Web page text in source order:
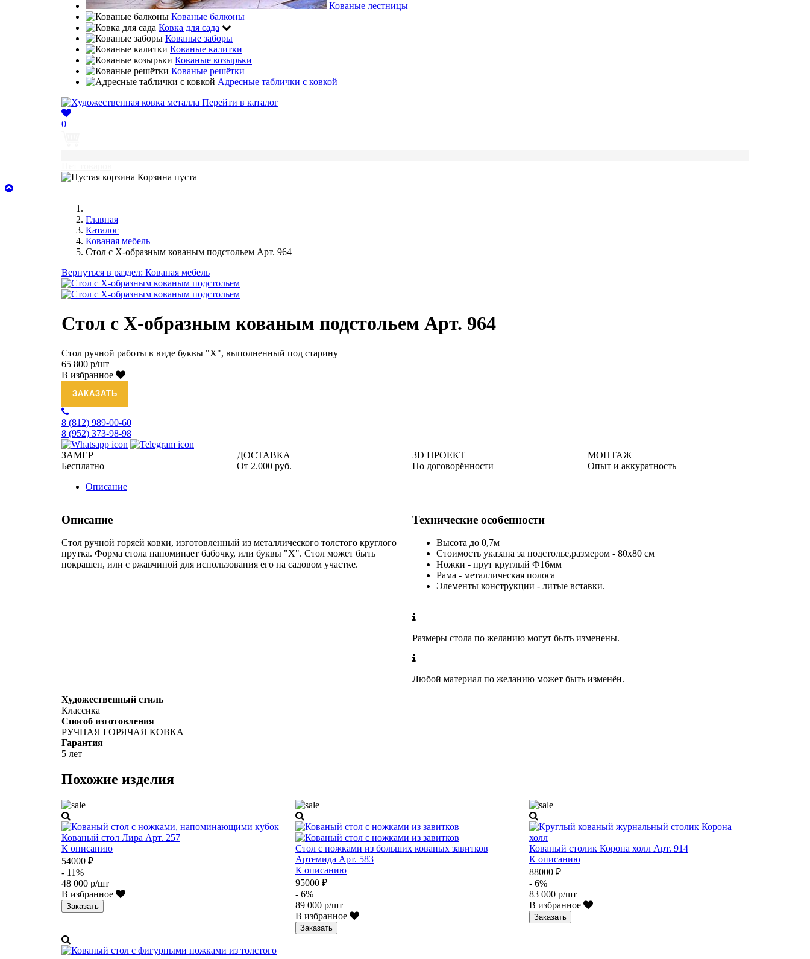
Кованые лестницы
Кованые балконы
Ковка для сада
Кованые заборы
Кованые калитки
Кованые козырьки
Кованые решётки
Адресные таблички с ковкой
Перейти в каталог
0
Корзина пуста
Главная
Каталог
Кованая мебель
Стол с Х-образным кованым подстольем Арт. 964
Вернуться в раздел: Кованая мебель
Стол с Х-образным кованым подстольем Арт. 964
Стол ручной работы в виде буквы "Х", выполненный под старину
65 800 р/шт
В избранное
ЗАКАЗАТЬ
8 (812) 989-00-60
8 (952) 373-98-98
ЗАМЕР
Бесплатно
ДОСТАВКА
От 2.000 руб.
3D ПРОЕКТ
По договорённости
МОНТАЖ
Опыт и аккуратность
Описание
Описание
Стол ручной горяей ковки, изготовленный из металлического толстого круглого
прутка. Форма стола напоминает бабочку, или буквы "Х". Стол может быть
покрашен, или с ржавчиной для использования его на садовом участке.
Технические особенности
Высота до 0,7м
Стоимость указана за подстолье,размером - 80х80 см
Ножки - прут круглый Ф16мм
Рама - металлическая полоса
Элементы конструкции - литые вставки.
Размеры стола по желанию могут быть изменены.
Любой материал по желанию может быть изменён.
Художественный стиль
Классика
Способ изготовления
РУЧНАЯ ГОРЯЧАЯ КОВКА
Гарантия
5 лет
Похожие изделия
Кованый стол Лира Арт. 257
К описанию
54000 ₽
- 11%
48 000 р/шт
В избранное
Заказать
Стол с ножками из больших кованых завитков
Артемида Арт. 583
К описанию
95000 ₽
- 6%
89 000 р/шт
В избранное
Заказать
Кованый столик Корона холл Арт. 914
К описанию
88000 ₽
- 6%
83 000 р/шт
В избранное
Заказать